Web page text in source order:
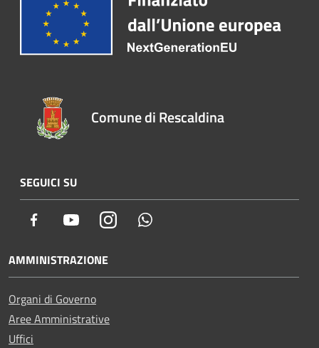
Comune di Rescaldina
SEGUICI SU
Facebook YoutubeInstagram
AMMINISTRAZIONE
Organi di Governo
Aree Amministrative
Uffici